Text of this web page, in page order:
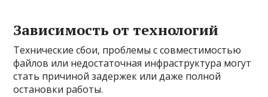
Зависимость от технологий
Технические сбои, проблемы с совместимостью
файлов или недостаточная инфраструктура могут
стать причиной задержек или даже полной
остановки работы.